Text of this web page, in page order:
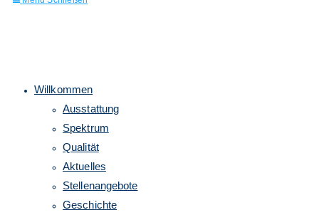
Willkommen
Ausstattung
Spektrum
Qualität
Aktuelles
Stellenangebote
Geschichte